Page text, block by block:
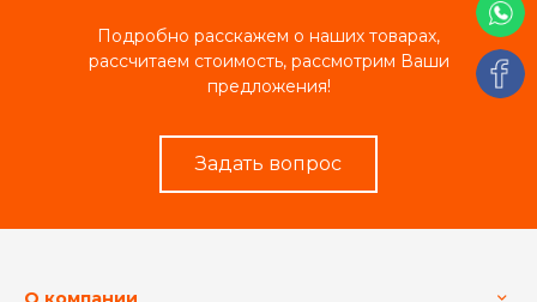
Подробно расскажем о наших товарах,
рассчитаем стоимость, рассмотрим Ваши
предложения!
Задать вопрос